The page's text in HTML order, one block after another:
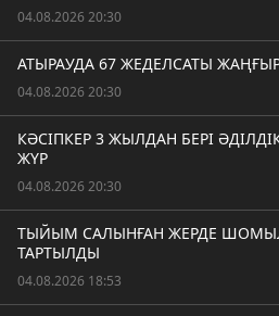
04.08.2026 20:30
АТЫРАУДА 67 ЖЕДЕЛСАТЫ
04.08.2026 20:30
КӘСІПКЕР 3 ЖЫЛДАН БЕРІ
ЖҮР
04.08.2026 20:30
ТЫЙЫМ САЛЫНҒАН ЖЕРДЕ
ТАРТЫЛДЫ
04.08.2026 18:53